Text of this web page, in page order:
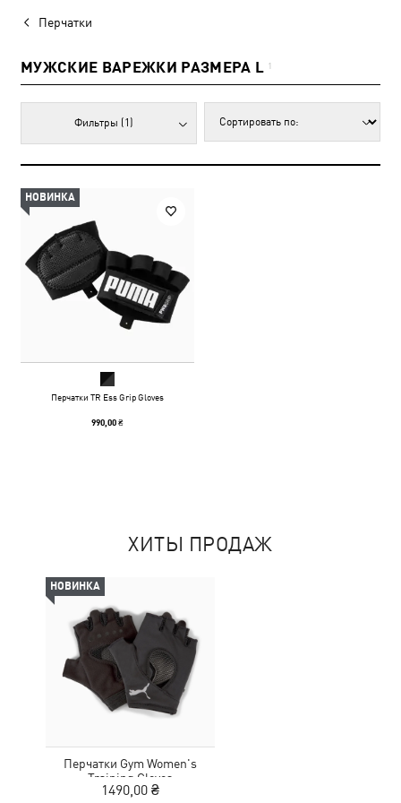
Перчатки
МУЖСКИЕ ВАРЕЖКИ РАЗМЕРА L 1
Фильтры (1)
НОВИНКА
Перчатки TR Ess Grip Gloves
990,00 ₴
ХИТЫ ПРОДАЖ
НОВИНКА
Перчатки Gym Women's
Training Gloves
1490,00 ₴